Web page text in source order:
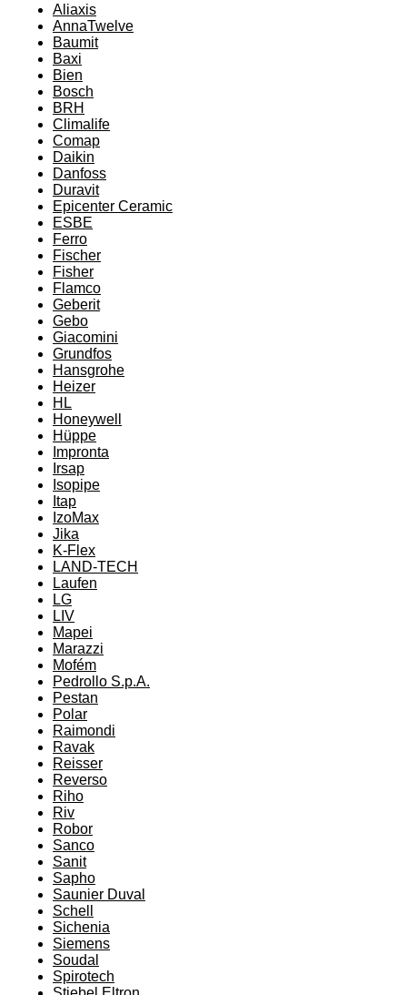
Aliaxis
AnnaTwelve
Baumit
Baxi
Bien
Bosch
BRH
Climalife
Comap
Daikin
Danfoss
Duravit
Epicenter Ceramic
ESBE
Ferro
Fischer
Fisher
Flamco
Geberit
Gebo
Giacomini
Grundfos
Hansgrohe
Heizer
HL
Honeywell
Hüppe
Impronta
Irsap
Isopipe
Itap
IzoMax
Jika
K-Flex
LAND-TECH
Laufen
LG
LIV
Mapei
Marazzi
Mofém
Pedrollo S.p.A.
Pestan
Polar
Raimondi
Ravak
Reisser
Reverso
Riho
Riv
Robor
Sanco
Sanit
Sapho
Saunier Duval
Schell
Sichenia
Siemens
Soudal
Spirotech